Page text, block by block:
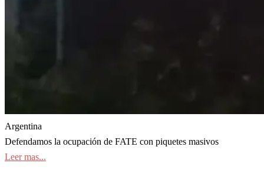
Argentina
Defendamos la ocupación de FATE con piquetes masivos
Leer mas...